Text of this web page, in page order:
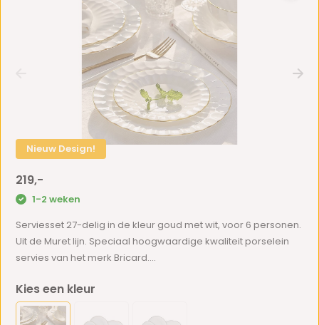
Nieuw Design!
219,-
1-2 weken
Serviesset 27-delig in de kleur goud met wit, voor 6 personen.
Uit de Muret lijn. Speciaal hoogwaardige kwaliteit porselein
servies van het merk Bricard....
Kies een kleur